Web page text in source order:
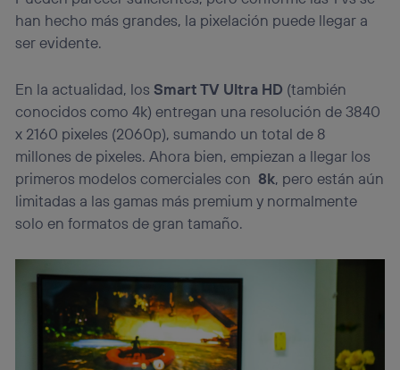
han hecho más grandes, la pixelación puede llegar a
ser evidente.
En la actualidad, losSmart TV Ultra HD (también
conocidos como 4k) entregan una resolución de 3840
x 2160 pixeles (2060p), sumando un total de 8
millones de pixeles. Ahora bien, empiezan a llegar los
primeros modelos comerciales con 8k, pero están aún
limitadas a las gamas más premium y normalmente
solo en formatos de gran tamaño.
Si utilizasdatos móviles, el marketing será más
personalizado, ya que se basará únicamente en la
Puedes gestionar los consentimientos Utiq seleccionando
“Administrar Utiq” en la parte inferior de esta página web o
visitando el portal de privacidad de Utiq
(“consenthub”). Para más información, consulta
la política de privacidad de Utiq .